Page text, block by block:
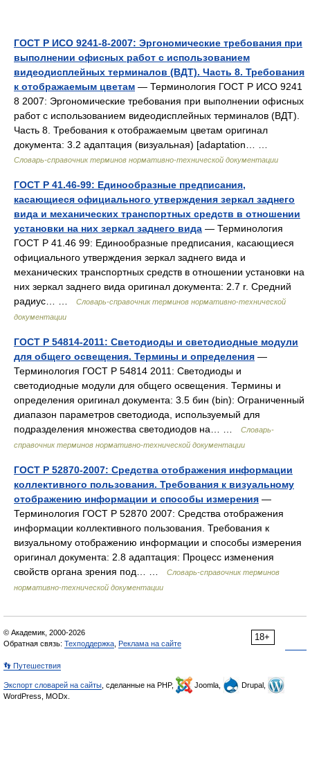
ГОСТ Р ИСО 9241-8-2007: Эргономические требования при
выполнении офисных работ с использованием
видеодисплейных терминалов (ВДТ). Часть 8. Требования
к отображаемым цветам — Терминология ГОСТ Р ИСО 9241
8 2007: Эргономические требования при выполнении офисных
работ с использованием видеодисплейных терминалов (ВДТ).
Часть 8. Требования к отображаемым цветам оригинал
документа: 3.2 адаптация (визуальная) [adaptation… …
Словарь-справочник терминов нормативно-технической документации
ГОСТ Р 41.46-99: Единообразные предписания,
касающиеся официального утверждения зеркал заднего
вида и механических транспортных средств в отношении
установки на них зеркал заднего вида — Терминология
ГОСТ Р 41.46 99: Единообразные предписания, касающиеся
официального утверждения зеркал заднего вида и
механических транспортных средств в отношении установки на
них зеркал заднего вида оригинал документа: 2.7 r. Средний
радиус… …
Словарь-справочник терминов нормативно-технической
документации
ГОСТ Р 54814-2011: Светодиоды и светодиодные модули
для общего освещения. Термины и определения —
Терминология ГОСТ Р 54814 2011: Светодиоды и
светодиодные модули для общего освещения. Термины и
определения оригинал документа: 3.5 бин (bin): Ограниченный
диапазон параметров светодиода, используемый для
подразделения множества светодиодов на… …
Словарь-
справочник терминов нормативно-технической документации
ГОСТ Р 52870-2007: Средства отображения информации
коллективного пользования. Требования к визуальному
отображению информации и способы измерения —
Терминология ГОСТ Р 52870 2007: Средства отображения
информации коллективного пользования. Требования к
визуальному отображению информации и способы измерения
оригинал документа: 2.8 адаптация: Процесс изменения
свойств органа зрения под… …
Словарь-справочник терминов
нормативно-технической документации
18+
© Академик, 2000-2026
Обратная связь: Техподдержка Реклама на сайте
👣 Путешествия
Экспорт словарей на сайты , сделанные на PHP, Joomla,
Drupal,
WordPress, MODx.